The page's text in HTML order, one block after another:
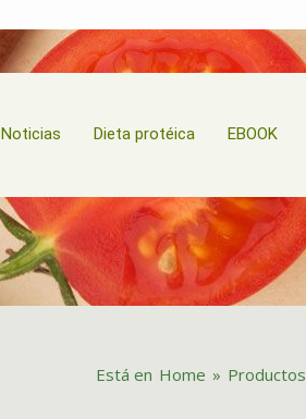
Noticias Dieta protéica EBOOK
Está en Home » Productos